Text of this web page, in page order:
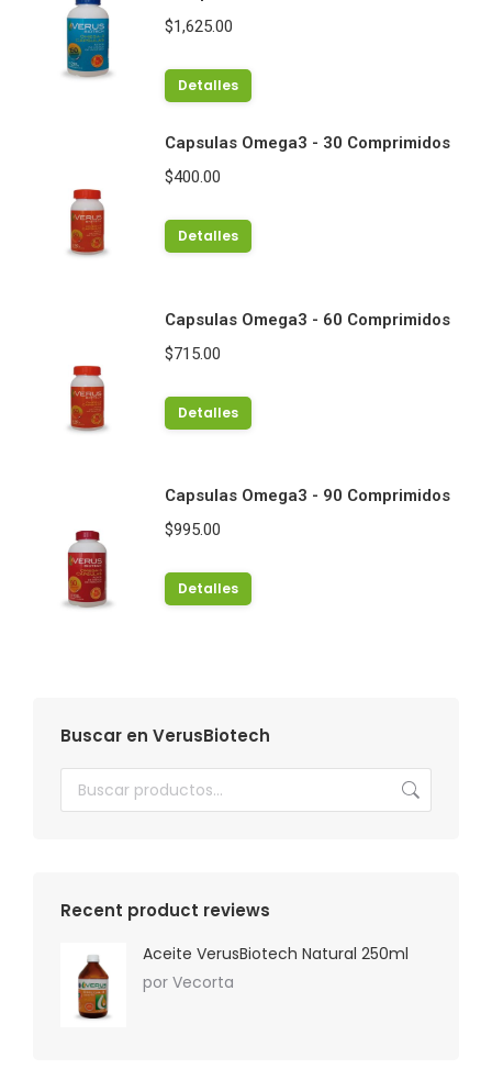
$1,625.00
Detalles
Capsulas Omega3 - 30 Comprimidos
$400.00
Detalles
Capsulas Omega3 - 60 Comprimidos
$715.00
Detalles
Capsulas Omega3 - 90 Comprimidos
$995.00
Detalles
Buscar en VerusBiotech
Recent product reviews
Aceite VerusBiotech Natural 250ml
por Vecorta